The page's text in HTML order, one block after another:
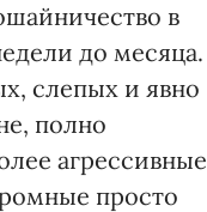
в
до месяца.
слепых и явно
полно
агрессивные
просто